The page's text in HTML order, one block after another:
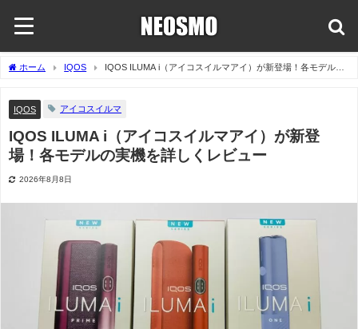
ホーム IQOS
IQOS ILUMA i（アイコスイルマアイ）が新登場！各モデルの
IQOS アイコスイルマ
IQOS ILUMA i（アイコスイルマアイ）が新登
場！各モデルの実機を詳しくレビュー
2026年8月8日